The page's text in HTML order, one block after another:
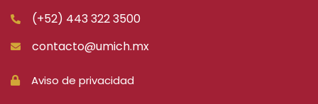
(+52) 443 322 3500
contacto@umich.mx
Aviso de privacidad